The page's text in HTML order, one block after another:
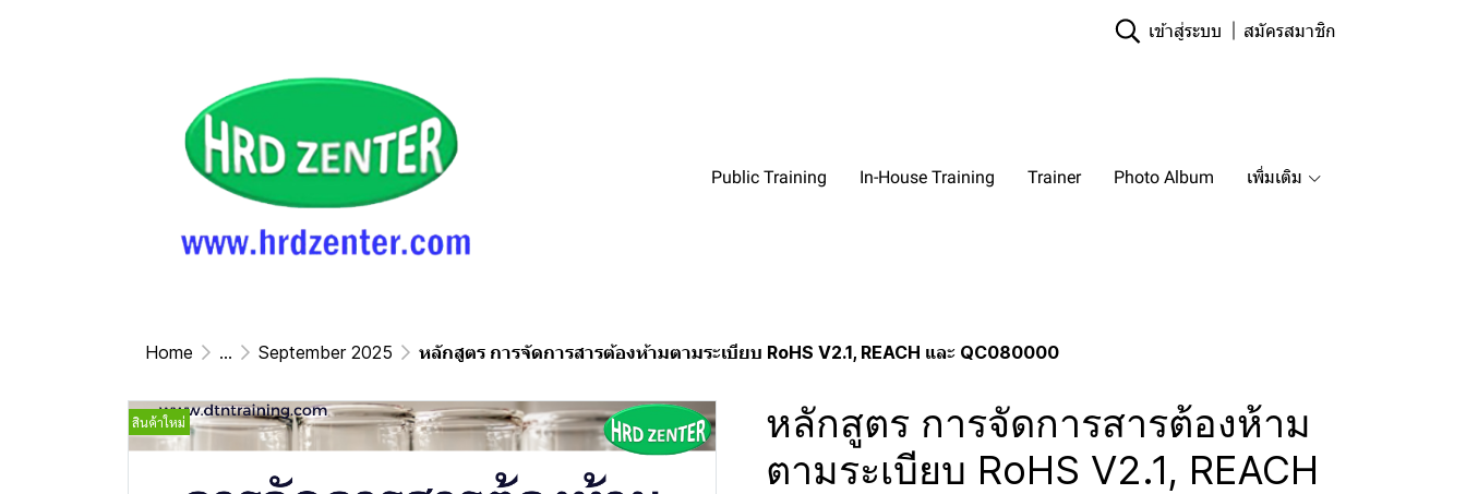
เข้าสู่ระบบ สมัครสมาชิก
Public Training In-House Training Trainer Photo Album เพิ่มเติม
Home ... September 2025 หลักสูตร การจัดการสารต้องห้ามตามระเบียบ RoHS V2.1, REACH และ QC080000
สินค้าใหม่
หลักสูตร การจัดการสารต้องห้าม
ตามระเบียบ RoHS V2.1, REACH